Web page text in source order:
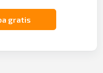
gratis